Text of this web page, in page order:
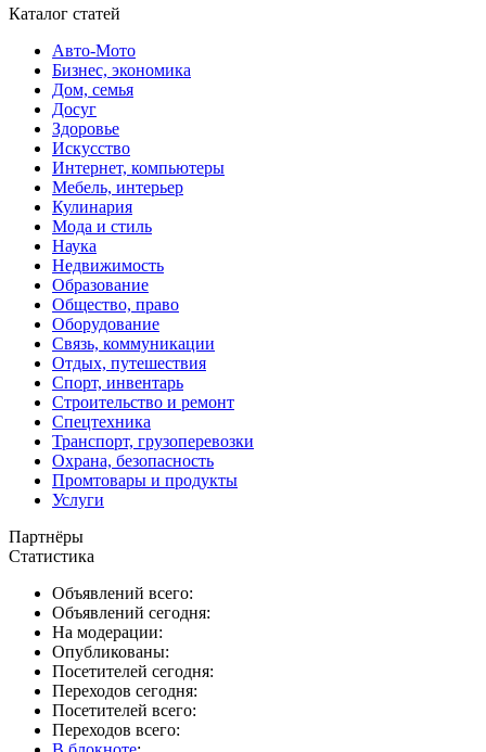
Каталог статей
Авто-Мото
Бизнес, экономика
Дом, семья
Досуг
Здоровье
Искусство
Интернет, компьютеры
Мебель, интерьер
Кулинария
Мода и стиль
Наука
Недвижимость
Образование
Общество, право
Оборудование
Связь, коммуникации
Отдых, путешествия
Спорт, инвентарь
Строительство и ремонт
Спецтехника
Транспорт, грузоперевозки
Охрана, безопасность
Промтовары и продукты
Услуги
Партнёры
Статистика
Объявлений всего:
Объявлений сегодня:
На модерации:
Опубликованы:
Посетителей сегодня:
Переходов сегодня:
Посетителей всего:
Переходов всего: